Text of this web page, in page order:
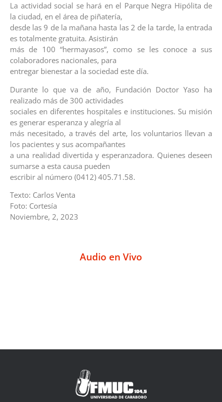
La actividad social se hará en el Parque Negra Hipólita de
la ciudad, en el área de piñatería,
desde las 9 de la mañana hasta las 2 de la tarde, la entrada
es totalmente gratuita. Asistirán
más de 100 “hermayasos”, como se les conoce a sus
colaboradores nacionales, para
entregar bienestar a la sociedad este día.
Durante lo que va de año, Fundación Doctor Yaso ha
realizado más de 300 actividades
sociales en diferentes hospitales e instituciones. Su misión
es generar esperanza y alegría al
más necesitado, a través del arte, los voluntarios llevan a
los pacientes y sus acompañantes
a una realidad divertida y esperanzadora. Quienes deseen
sumarse a esta causa pueden
escribir al número (0412) 405.71.58.
Texto: Carlos Venta
Foto: Cortesía
Noviembre, 2, 2023
Audio en Vivo